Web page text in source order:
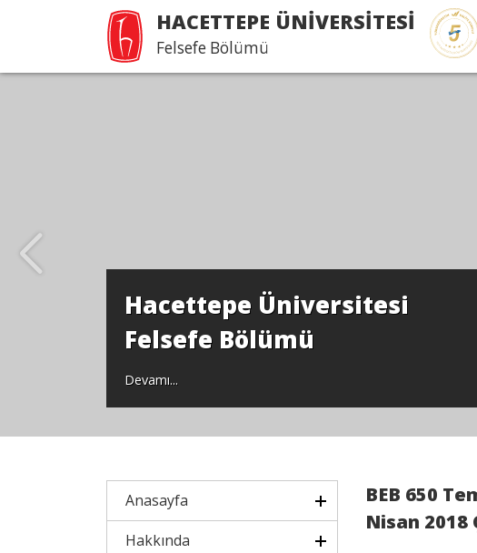
HACETTEPE ÜNİVERSİTESİ
Felsefe Bölümü
Hacettepe Üniversitesi
Felsefe Bölümü
Devamı...
Anasayfa
Hakkında
BEB 650
Nisan 2018